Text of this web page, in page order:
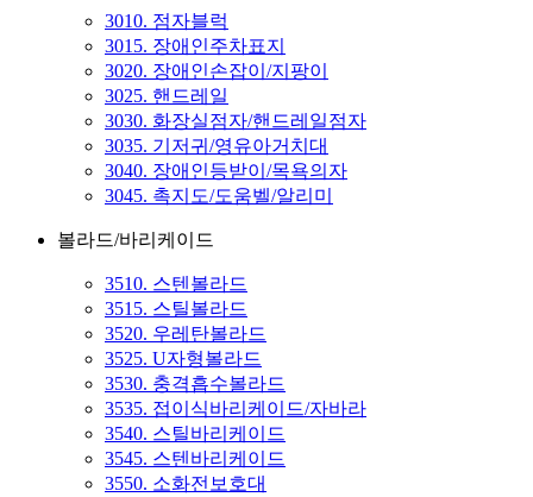
3010. 점자블럭
3015. 장애인주차표지
3020. 장애인손잡이/지팡이
3025. 핸드레일
3030. 화장실점자/핸드레일점자
3035. 기저귀/영유아거치대
3040. 장애인등받이/목욕의자
3045. 촉지도/도움벨/알리미
볼라드/바리케이드
3510. 스텐볼라드
3515. 스틸볼라드
3520. 우레탄볼라드
3525. U자형볼라드
3530. 충격흡수볼라드
3535. 접이식바리케이드/자바라
3540. 스틸바리케이드
3545. 스텐바리케이드
3550. 소화전보호대